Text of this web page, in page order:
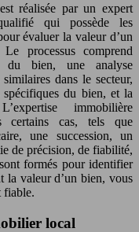
réalisée par un expert
qui possède les
évaluer la valeur d’un
processus comprend
du bien, une analyse
dans le secteur,
spécifiques du bien, et la
immobilière
certains cas, tels que
une succession, un
de précision, de fiabilité,
formés pour identifier
la valeur d’un bien, vous
fiable.
local